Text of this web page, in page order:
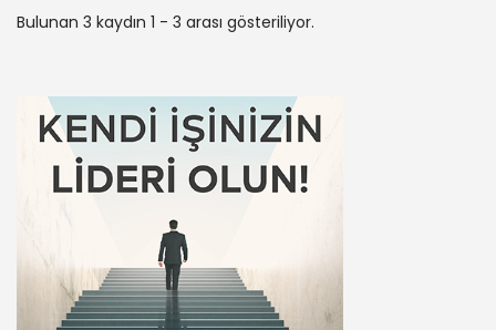
Bulunan 3 kaydın 1 - 3 arası gösteriliyor.